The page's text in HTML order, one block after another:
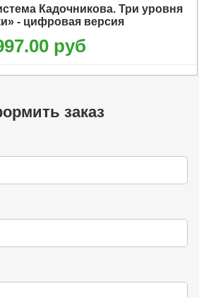
заказ
Кадочникова. Три уровня
- цифровая версия
руб